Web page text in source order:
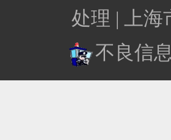
处理 |
上
不良信